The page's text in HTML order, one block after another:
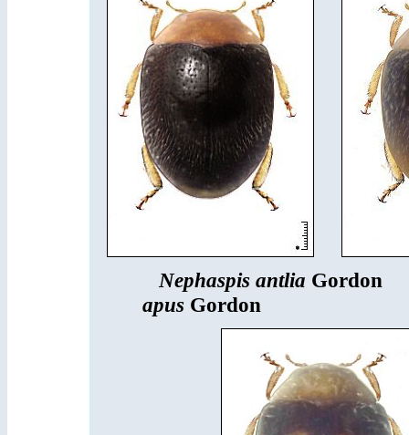
Nephaspis antlia Gordon
apus Gordon